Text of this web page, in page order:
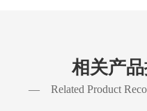
相关产
— Related Product